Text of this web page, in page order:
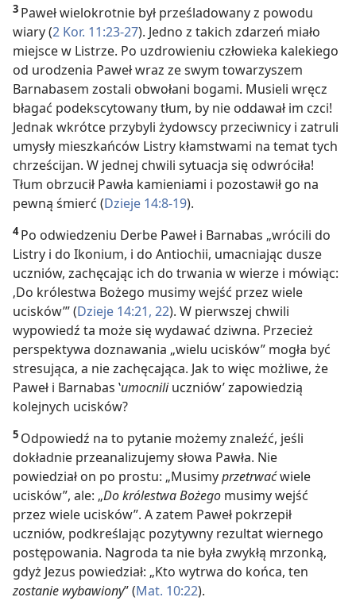
3 Paweł wielokrotnie był prześladowany z powodu
wiary (2 Kor. 11:23-27). Jedno z takich zdarzeń miało
miejsce w Listrze. Po uzdrowieniu człowieka kalekiego
od urodzenia Paweł wraz ze swym towarzyszem
Barnabasem zostali obwołani bogami. Musieli wręcz
błagać podekscytowany tłum, by nie oddawał im czci!
Jednak wkrótce przybyli żydowscy przeciwnicy i zatruli
umysły mieszkańców Listry kłamstwami na temat tych
chrześcijan. W jednej chwili sytuacja się odwróciła!
Tłum obrzucił Pawła kamieniami i pozostawił go na
pewną śmierć (Dzieje 14:8-19).
4Po odwiedzeniu Derbe Paweł i Barnabas „wrócili do
Listry i do Ikonium, i do Antiochii, umacniając dusze
uczniów, zachęcając ich do trwania w wierze i mówiąc:
‚Do królestwa Bożego musimy wejść przez wiele
ucisków’” (Dzieje 14:21, 22). W pierwszej chwili
wypowiedź ta może się wydawać dziwna. Przecież
perspektywa doznawania „wielu ucisków” mogła być
stresująca, a nie zachęcająca. Jak to więc możliwe, że
Paweł i Barnabas ‛umocniliuczniów’ zapowiedzią
kolejnych ucisków?
5 Odpowiedź na to pytanie możemy znaleźć, jeśli
dokładnie przeanalizujemy słowa Pawła. Nie
powiedział on po prostu: „Musimyprzetrwaćwiele
ucisków”, ale: „Do królestwa Bożego musimy wejść
przez wiele ucisków”. A zatem Paweł pokrzepił
uczniów, podkreślając pozytywny rezultat wiernego
postępowania. Nagroda ta nie była zwykłą mrzonką,
gdyż Jezus powiedział: „Kto wytrwa do końca, ten
zostanie wybawiony” (Mat. 10:22).